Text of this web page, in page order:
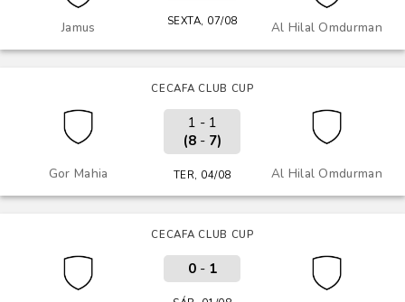
Jamus Al Hilal Omdurman
SEXTA, 07/08
CECAFA CLUB CUP
Gor Mahia Al Hilal Omdurman
1 - 1
(8- 7)
TER, 04/08
CECAFA CLUB CUP
0- 1